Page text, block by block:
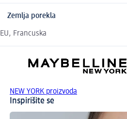
Zemlja porekla
EU, Francuska
NEW YORK proizvoda
Inspirišite se